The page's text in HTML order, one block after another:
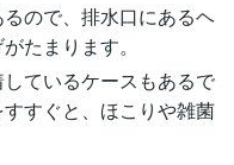
ので、排水口にあるヘ
たまります。
ているケースもあるで
すぐと、ほこりや雑菌